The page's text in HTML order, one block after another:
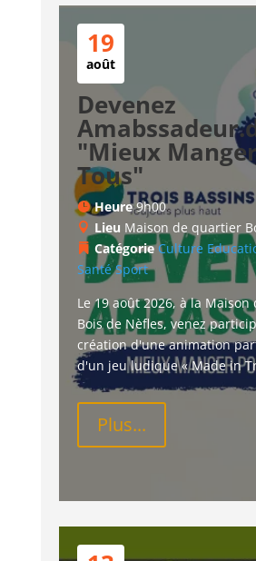
19
août
Devenez
"Mieux
Tous"
Heure9h00
Lieu Maison de quartier
CatégorieCulture
Santé Sport
Le 19 août 2026, à la
Bois de Nèfles, venez
création d'une animation
d'un jeu ludique « Made in
Plus...